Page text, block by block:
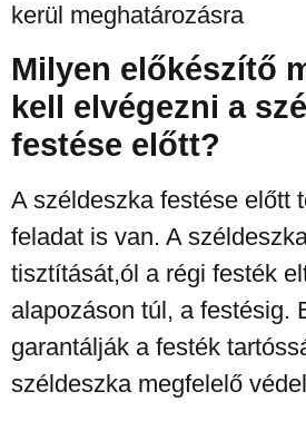
kerül meghatározásra
Milyen előkészítő
kell elvégezni a
festése előtt?
A széldeszka festése előtt
feladat is van. A
tisztítását,ól a régi festék
alapozáson túl, a festésig.
garantálják a festék
széldeszka megfelelő